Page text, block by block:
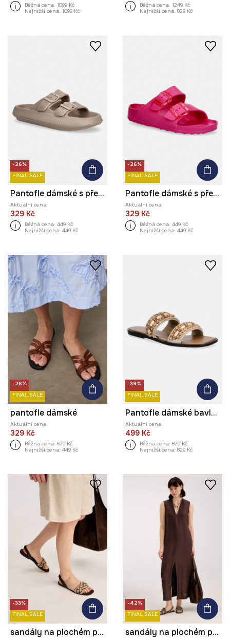
Běžná cena: 1099 Kč
Nejnižší cena: 1099 Kč
Běžná cena: 1249 Kč
Nejnižší cena: 829 Kč
-26%
FINAL SALE
Pantofle dámské s přezkami
Aktuální cena:
329 Kč
Běžná cena: 449 Kč
Nejnižší cena: 449 Kč
-26%
FINAL SALE
Pantofle dámské s přezkami
Aktuální cena:
329 Kč
Běžná cena: 449 Kč
Nejnižší cena: 449 Kč
-26%
FINAL SALE
pantofle dámské
Aktuální cena:
329 Kč
Běžná cena: 629 Kč
Nejnižší cena: 449 Kč
-39%
FINAL SALE
Pantofle dámské bavlněné s korálky
Aktuální cena:
499 Kč
Běžná cena: 829 Kč
Nejnižší cena: 829 Kč
-33%
FINAL SALE
sandály na plochém podpatku dámské s korálky
-42%
FINAL SALE
sandály na plochém podpatku dámské semišové